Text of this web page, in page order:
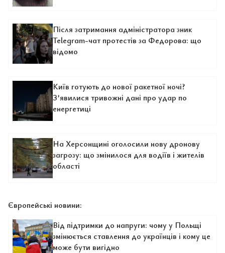
Після затримання адміністратора зник
Telegram-чат протестів за Федорова: що
відомо
Київ готують до нової ракетної ночі?
З’явилися тривожні дані про удар по
енергетиці
На Херсонщині оголосили нову дронову
загрозу: що змінилося для водіїв і жителів
області
Європейські новини:
Від підтримки до напруги: чому у Польщі
змінюється ставлення до українців і кому це
може бути вигідно